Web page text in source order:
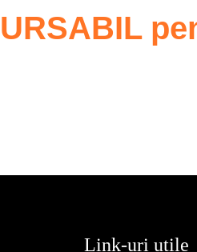
Link-uri utile